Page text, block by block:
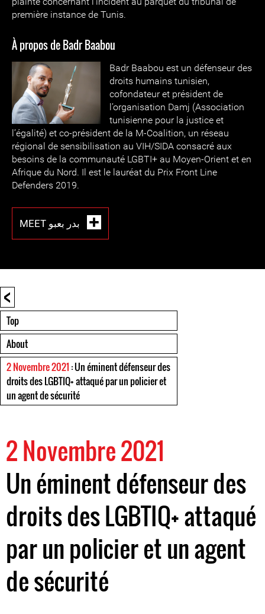
première instance de Tunis.
À propos de Badr Baabou
Badr Baabou est un défenseur des
droits humains tunisien,
cofondateur et président de
l’organisation Damj (Association
tunisienne pour la justice et
l’égalité) et co-président de la M-Coalition, un réseau
régional de sensibilisation au VIH/SIDA consacré aux
besoins de la communauté LGBTI+ au Moyen-Orient et en
Afrique du Nord. Il est le lauréat du Prix Front Line
Defenders 2019.
<
Top
About
2 Novembre 2021 : Un éminent défenseur des
droits des LGBTIQ+ attaqué par un policier et
un agent de sécurité
2 Novembre 2021
Un éminent défenseur des
droits des LGBTIQ+ attaqué
par un policier et un agent
de sécurité